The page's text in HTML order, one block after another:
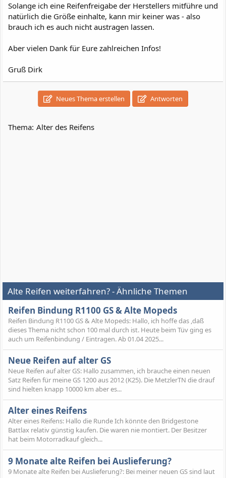
Solange ich eine Reifenfreigabe der Herstellers mitführe und
natürlich die Größe einhalte, kann mir keiner was - also
brauch ich es auch nicht austragen lassen.
Aber vielen Dank für Eure zahlreichen Infos!
Gruß Dirk
Neues Thema erstellen Antworten
Thema: Alter des Reifens
Alte Reifen weiterfahren? - Ähnliche Themen
Reifen Bindung R1100 GS & Alte Mopeds
Reifen Bindung R1100 GS & Alte Mopeds: Hallo, ich hoffe das ,daß
dieses Thema nicht schon 100 mal durch ist. Heute beim Tüv ging es
auch um Reifenbindung / Eintragen. Ab 01.04 2025...
Neue Reifen auf alter GS
Neue Reifen auf alter GS: Hallo zusammen, ich brauche einen neuen
Satz Reifen für meine GS 1200 aus 2012 (K25). Die MetzlerTN die drauf
sind hielten knapp 10000 km aber es...
Alter eines Reifens
Alter eines Reifens: Hallo die Runde Ich könnte den Bridgestone
Battlax relativ günstig kaufen. Die waren nie montiert. Der Besitzer
hat beim Motorradkauf gleich...
9 Monate alte Reifen bei Auslieferung?
9 Monate alte Reifen bei Auslieferung?: Bei meiner neuen GS sind laut